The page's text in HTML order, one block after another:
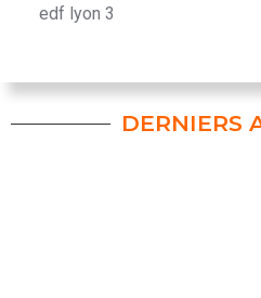
edf lyon 3
DERNIERS